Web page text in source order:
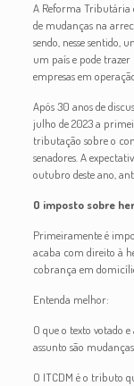
A Reforma Tributária
de mudanças na
sendo, nesse
um país e pode
empresas em
Após 30 anos de
julho de 2023 a
tributação sobre o
senadores. A
outubro deste ano,
O imposto sobre
Primeiramente é
acaba com direito à
cobrança em
Entenda melhor:
O que o texto votado
assunto são
O ITCDM é o tributo